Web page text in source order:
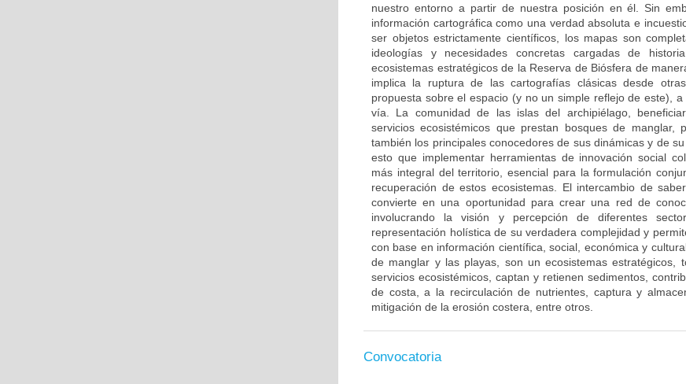
nuestro entorno a partir de nuestra posición en él. Sin
información cartográfica como una verdad absoluta e
ser objetos estrictamente científicos, los mapas son
ideologías y necesidades concretas cargadas de
ecosistemas estratégicos de la Reserva de Biósfera de
implica la ruptura de las cartografías clásicas desde
propuesta sobre el espacio (y no un simple reflejo de este),
vía. La comunidad de las islas del archipiélago,
servicios ecosistémicos que prestan bosques de manglar,
también los principales conocedores de sus dinámicas y de
esto que implementar herramientas de innovación social
más integral del territorio, esencial para la formulación
recuperación de estos ecosistemas. El intercambio de
convierte en una oportunidad para crear una red de
involucrando la visión y percepción de diferentes
representación holística de su verdadera complejidad y
con base en información científica, social, económica y
de manglar y las playas, son un ecosistemas estratégicos,
servicios ecosistémicos, captan y retienen sedimentos,
de costa, a la recirculación de nutrientes, captura y
mitigación de la erosión costera, entre otros.
Convocatoria